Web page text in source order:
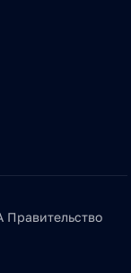
Правительство